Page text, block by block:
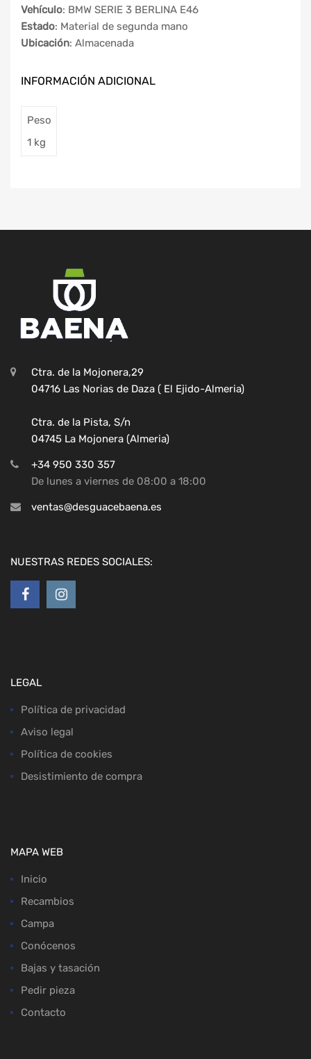
Vehículo: BMW SERIE 3 BERLINA E46
Estado: Material de segunda mano
Ubicación: Almacenada
INFORMACIÓN ADICIONAL
Peso
1 kg
Ctra. de la Mojonera,29
04716 Las Norias de Daza ( El Ejido-Almeria)
Ctra. de la Pista, S/n
04745 La Mojonera (Almeria)
+34 950 330 357
De lunes a viernes de 08:00 a 18:00
ventas@desguacebaena.es
NUESTRAS REDES SOCIALES:
LEGAL
Política de privacidad
Aviso legal
Política de cookies
Desistimiento de compra
MAPA WEB
Inicio
Recambios
Campa
Conócenos
Bajas y tasación
Pedir pieza
Contacto